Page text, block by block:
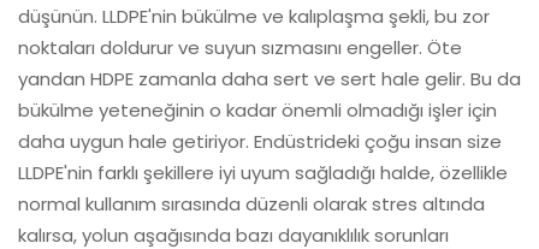
düşünün. LLDPE'nin bükülme ve kalıplaşma şekli, bu zor
noktaları doldurur ve suyun sızmasını engeller. Öte
yandan HDPE zamanla daha sert ve sert hale gelir. Bu da
bükülme yeteneğinin o kadar önemli olmadığı işler için
daha uygun hale getiriyor. Endüstrideki çoğu insan size
LLDPE'nin farklı şekillere iyi uyum sağladığı halde, özellikle
normal kullanım sırasında düzenli olarak stres altında
kalırsa, yolun aşağısında bazı dayanıklılık sorunları